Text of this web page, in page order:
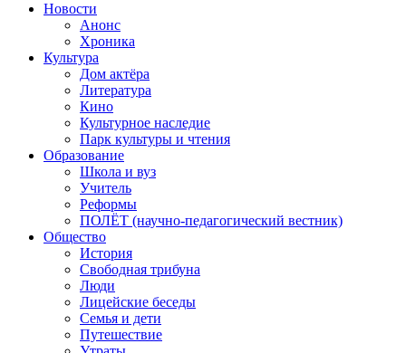
Новости
Анонс
Хроника
Культура
Дом актёра
Литература
Кино
Культурное наследие
Парк культуры и чтения
Образование
Школа и вуз
Учитель
Реформы
ПОЛЁТ (научно-педагогический вестник)
Общество
История
Свободная трибуна
Люди
Лицейские беседы
Семья и дети
Путешествие